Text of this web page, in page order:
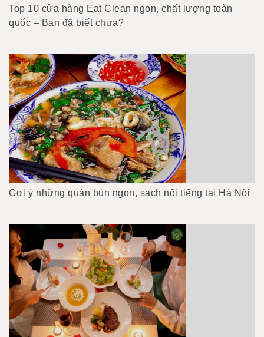
Top 10 cửa hàng Eat Clean ngon, chất lượng toàn
quốc – Bạn đã biết chưa?
Gợi ý những quán bún ngon, sạch nổi tiếng tại Hà Nội